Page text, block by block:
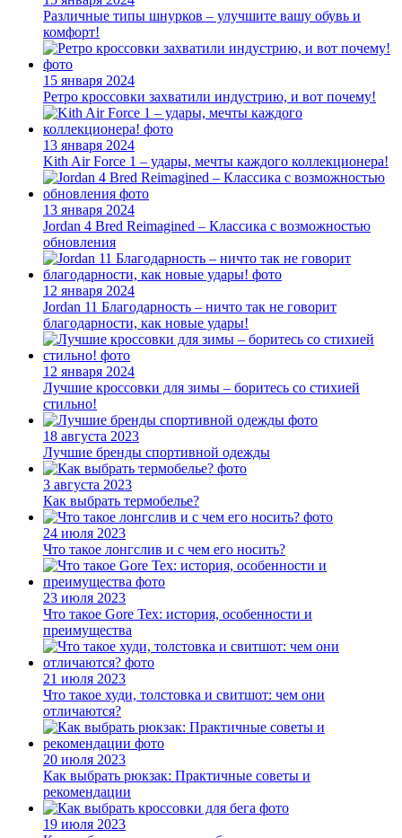
Различные типы шнурков – улучшите вашу обувь и
комфорт!
15 января 2024
Ретро кроссовки захватили индустрию, и вот почему!
13 января 2024
Kith Air Force 1 – удары, мечты каждого коллекционера!
13 января 2024
Jordan 4 Bred Reimagined – Классика с возможностью
обновления
12 января 2024
Jordan 11 Благодарность – ничто так не говорит
благодарности, как новые удары!
12 января 2024
Лучшие кроссовки для зимы – боритесь со стихией
стильно!
18 августа 2023
Лучшие бренды спортивной одежды
3 августа 2023
Как выбрать термобелье?
24 июля 2023
Что такое лонгслив и с чем его носить?
23 июля 2023
Что такое Gore Tex: история, особенности и
преимущества
21 июля 2023
Что такое худи, толстовка и свитшот: чем они
отличаются?
20 июля 2023
Как выбрать рюкзак: Практичные советы и
рекомендации
19 июля 2023